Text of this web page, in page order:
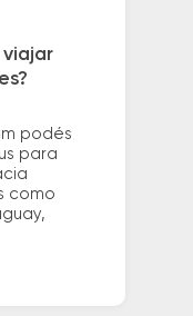
viajar
podés
para
como